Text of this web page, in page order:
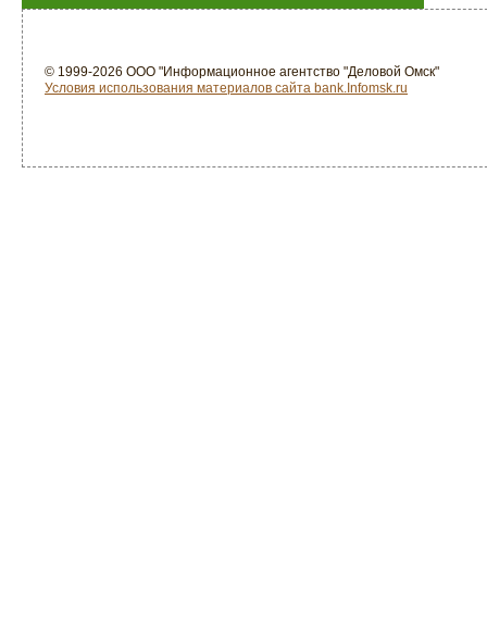
© 1999-2026 ООО "Информационное агентство "Деловой Омск"
Условия использования материалов сайта bank.Infomsk.ru